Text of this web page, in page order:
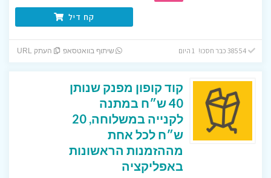
קח דיל
38554 כבר חסכו! 1 היום שיתוף בוואטסאפ העתק URL
קוד קופון מפנק שנותן
40 ש״ח במתנה
לקנייה במשלוחה, 20
ש״ח לכל אחת
מההזמנות הראשונות
באפליקציה